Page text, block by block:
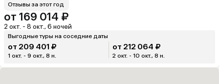
Отзывы за этот год
от 169 014 ₽
2 окт. - 8 окт., 6 ночей
Выгодные туры на соседние даты
от 209 401 ₽
1 окт. - 9 окт., 8 н.
от 212 064 ₽
2 окт. - 10 окт., 8 н.